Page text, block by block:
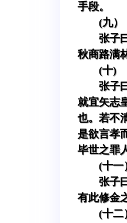
手段。
(九）
张子
秋商路满
(十)
张子
就宜矢志
也。若不
是欲言孝
毕世之罪
(十一
张子
有此修金
(十二